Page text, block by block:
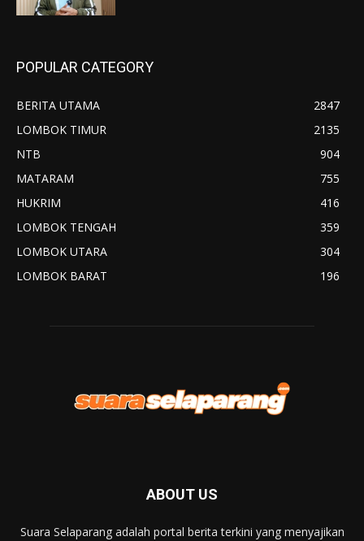
POPULAR CATEGORY
BERITA UTAMA
2847
LOMBOK TIMUR
2135
NTB
904
MATARAM
755
HUKRIM
416
LOMBOK TENGAH
359
LOMBOK UTARA
304
LOMBOK BARAT
196
ABOUT US
Suara Selaparang adalah portal berita terkini yang menyajikan